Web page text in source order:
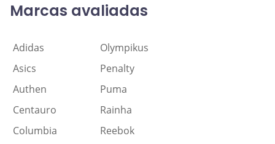
Marcas avaliadas
Adidas
Olympikus
Asics
Penalty
Authen
Puma
Centauro
Rainha
Columbia
Reebok